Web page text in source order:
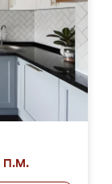
п.м.